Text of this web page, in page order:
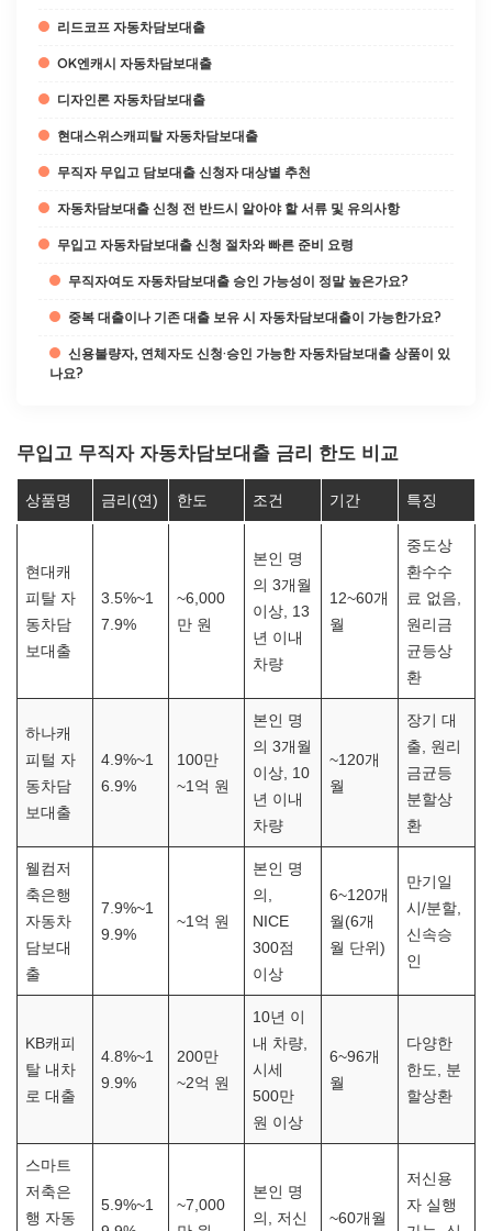
리드코프 자동차담보대출
OK엔캐시 자동차담보대출
디자인론 자동차담보대출
현대스위스캐피탈 자동차담보대출
무직자 무입고 담보대출 신청자 대상별 추천
자동차담보대출 신청 전 반드시 알아야 할 서류 및 유의사항
무입고 자동차담보대출 신청 절차와 빠른 준비 요령
무직자여도 자동차담보대출 승인 가능성이 정말 높은가요?
중복 대출이나 기존 대출 보유 시 자동차담보대출이 가능한가요?
신용불량자, 연체자도 신청·승인 가능한 자동차담보대출 상품이 있
나요?
무입고 무직자 자동차담보대출 금리 한도 비교
상품명 금리(연) 한도 조건 기간 특징
현대캐
피탈 자
동차담
보대출
3.5%~1
7.9%
~6,000
만 원
본인 명
의 3개월
이상, 13
년 이내
차량
12~60개
월
중도상
환수수
료 없음,
원리금
균등상
환
하나캐
피털 자
동차담
보대출
4.9%~1
6.9%
100만
~1억 원
본인 명
의 3개월
이상, 10
년 이내
차량
~120개
월
장기 대
출, 원리
금균등
분할상
환
웰컴저
축은행
자동차
담보대
출
7.9%~1
9.9%
~1억 원
본인 명
의,
NICE
300점
이상
6~120개
월(6개
월 단위)
만기일
시/분할,
신속승
인
KB캐피
탈 내차
로 대출
4.8%~1
9.9%
200만
~2억 원
10년 이
내 차량,
시세
500만
원 이상
6~96개
월
다양한
한도, 분
할상환
스마트
저축은
행 자동
5.9%~1
~7,000
본인 명
의, 저신
~60개월
저신용
자 실행